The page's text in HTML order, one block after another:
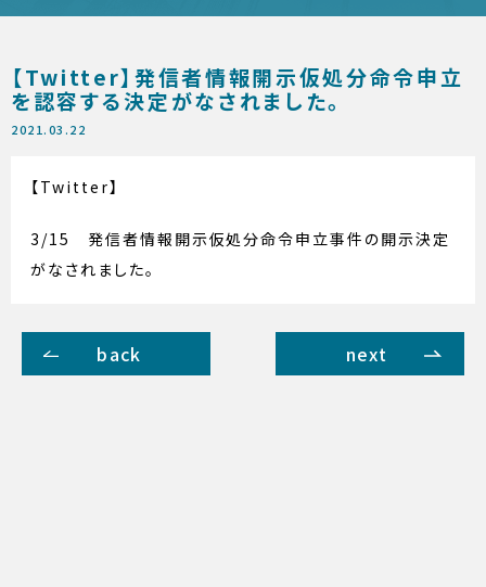
【Twitter】発信者情報開示仮処分命令申立
を認容する決定がなされました。
2021.03.22
【Twitter】
3/15 発信者情報開示仮処分命令申立事件の開示決定
がなされました。
back next